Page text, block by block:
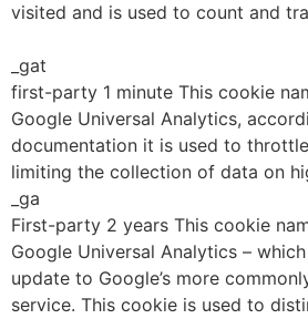
visited and is used to count and
_gat
first-party 1 minute This cookie
Google Universal Analytics,
documentation it is used to
limiting the collection of data on
_ga
First-party 2 years This cookie
Google Universal Analytics –
update to Google’s more
service. This cookie is used to